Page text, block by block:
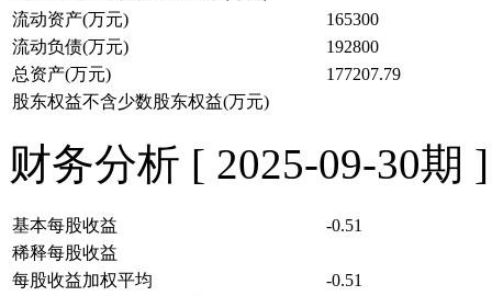
流动资产(万元)
165300
流动负债(万元)
192800
总资产(万元)
177207.79
股东权益不含少数股东权益(万元)
财务分析 [ 2025-09-30期 ]
基本每股收益
-0.51
稀释每股收益
每股收益加权平均
-0.51